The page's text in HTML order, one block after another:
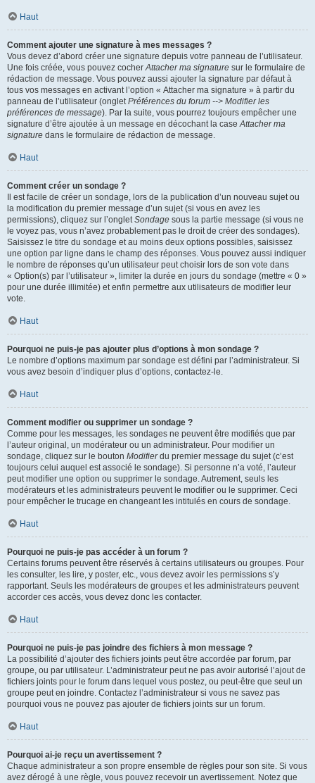
Haut
Comment ajouter une signature à mes messages ?
Vous devez d’abord créer une signature depuis votre panneau de l’utilisateur.
Une fois créée, vous pouvez cocherAttacher ma signature sur le formulaire de
rédaction de message. Vous pouvez aussi ajouter la signature par défaut à
tous vos messages en activant l’option « Attacher ma signature » à partir du
panneau de l’utilisateur (ongletPréférences du forum --> Modifier les
préférences de message). Par la suite, vous pourrez toujours empêcher une
signature d’être ajoutée à un message en décochant la caseAttacher ma
signature dans le formulaire de rédaction de message.
Haut
Comment créer un sondage ?
Il est facile de créer un sondage, lors de la publication d’un nouveau sujet ou
la modification du premier message d’un sujet (si vous en avez les
permissions), cliquez sur l’ongletSondage sous la partie message (si vous ne
le voyez pas, vous n’avez probablement pas le droit de créer des sondages).
Saisissez le titre du sondage et au moins deux options possibles, saisissez
une option par ligne dans le champ des réponses. Vous pouvez aussi indiquer
le nombre de réponses qu’un utilisateur peut choisir lors de son vote dans
« Option(s) par l’utilisateur », limiter la durée en jours du sondage (mettre « 0 »
pour une durée illimitée) et enfin permettre aux utilisateurs de modifier leur
vote.
Haut
Pourquoi ne puis-je pas ajouter plus d’options à mon sondage ?
Le nombre d’options maximum par sondage est défini par l’administrateur. Si
vous avez besoin d’indiquer plus d’options, contactez-le.
Haut
Comment modifier ou supprimer un sondage ?
Comme pour les messages, les sondages ne peuvent être modifiés que par
l’auteur original, un modérateur ou un administrateur. Pour modifier un
sondage, cliquez sur le bouton Modifierdu premier message du sujet (c’est
toujours celui auquel est associé le sondage). Si personne n’a voté, l’auteur
peut modifier une option ou supprimer le sondage. Autrement, seuls les
modérateurs et les administrateurs peuvent le modifier ou le supprimer. Ceci
pour empêcher le trucage en changeant les intitulés en cours de sondage.
Haut
Pourquoi ne puis-je pas accéder à un forum ?
Certains forums peuvent être réservés à certains utilisateurs ou groupes. Pour
les consulter, les lire, y poster, etc., vous devez avoir les permissions s’y
rapportant. Seuls les modérateurs de groupes et les administrateurs peuvent
accorder ces accès, vous devez donc les contacter.
Haut
Pourquoi ne puis-je pas joindre des fichiers à mon message ?
La possibilité d’ajouter des fichiers joints peut être accordée par forum, par
groupe, ou par utilisateur. L’administrateur peut ne pas avoir autorisé l’ajout de
fichiers joints pour le forum dans lequel vous postez, ou peut-être que seul un
groupe peut en joindre. Contactez l’administrateur si vous ne savez pas
pourquoi vous ne pouvez pas ajouter de fichiers joints sur un forum.
Haut
Pourquoi ai-je reçu un avertissement ?
Chaque administrateur a son propre ensemble de règles pour son site. Si vous
avez dérogé à une règle, vous pouvez recevoir un avertissement. Notez que